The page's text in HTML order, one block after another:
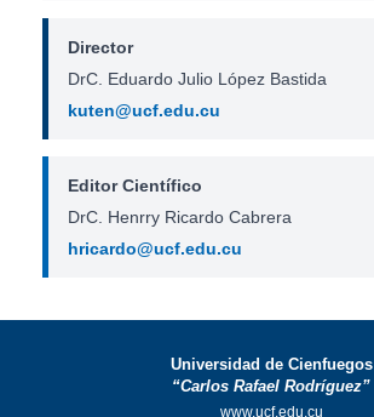
Director
DrC. Eduardo Julio López Bastida
kuten@ucf.edu.cu
Editor Científico
DrC. Henrry Ricardo Cabrera
hricardo@ucf.edu.cu
Universidad de Cienfuegos
“Carlos Rafael Rodríguez”
www.ucf.edu.cu